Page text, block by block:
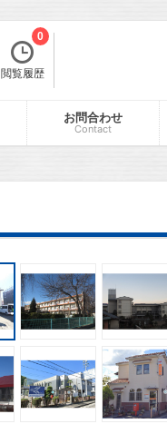
閲覧履歴
0
お問合わせ
Contact